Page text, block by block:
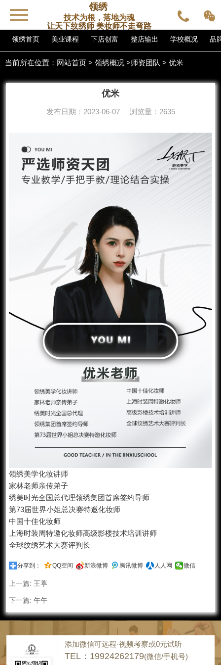
领绣
技术为根，落地为魂
让天下纹绣师 美妆师不走弯路
领绣首页 美业课程 下店创富 整店输出 学校概况 品
当前所在位置： 网站首页 > 领绣概况 >师资团队 > 优米
优米
发布日期：2023-06-07 浏览量：2635
领绣美学化妆讲师
家林老师亲传弟子
绣美时光全国总代理领绣集团首席签约导师
第73届世界小姐总决赛特邀化妆师
中国十佳化妆师
上海时装周特邀化妆师高级影楼技术培训讲师
全球纹绣艺术大赛评判长
分享到： QQ空间 新浪微博 腾讯微博 人人网 微信
上一篇: 王葶
下一篇: 午午
添加微信可远程·视频考察或0元试听
TEL：19924262179(微信/手机号)